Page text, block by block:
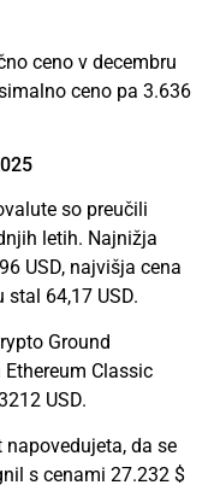
ceno v decembru
ceno pa 3.636
so preučili
letih. Najnižja
USD, najvišja cena
stal 64,17 USD.
Ground
Classic
USD.
da se
s cenami 27.232 $